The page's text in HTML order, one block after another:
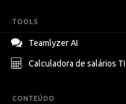
TOOLS
Teamlyzer AI
Calculadora de salários TI
CONTEÚDO